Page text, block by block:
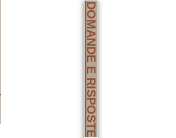
DOMANDE E RISPOSTE